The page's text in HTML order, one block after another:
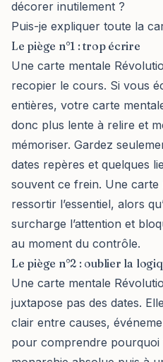
décorer inutilement ?
Puis-je expliquer toute la
Le piège n°1 : trop écrire
Une carte mentale
recopier le cours. Si vous
entières, votre carte
donc plus lente à relire et
mémoriser. Gardez
dates repères et quelques
souvent ce frein. Une carte
ressortir l’essentiel, alors
surcharge l’attention et
au moment du contrôle.
Le piège n°2 : oublier la
Une carte mentale
juxtapose pas des dates.
clair entre causes,
pour comprendre pourquoi